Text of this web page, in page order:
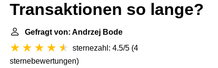
Transaktionen so lange?
Gefragt von: Andrzej Bode
sternezahl: 4.5/5 (4
sternebewertungen)